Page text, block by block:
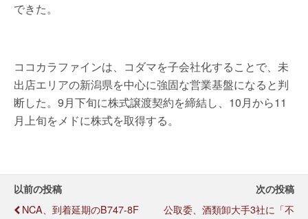
できた。
ココカラファインは、コダマを子会社化することで、未
出店エリアの新潟県を中心に強固な営業基盤になると判
断した。9月下旬に株式譲渡契約を締結し、10月から11
月上旬をメドに株式を取得する。
以前の投稿
NCA、到着延期のB747-8F
次の投稿
公取委、酒類卸大手3社に「不